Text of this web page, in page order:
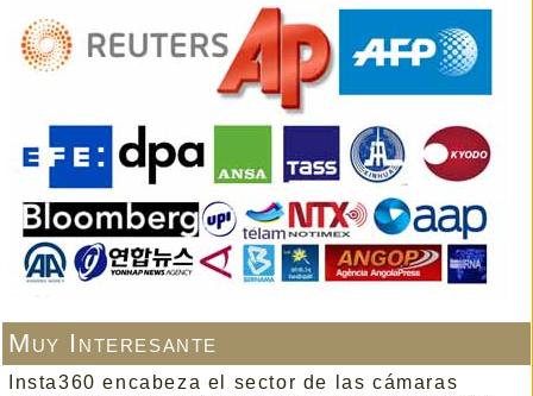
Muy Interesante
Insta360 encabeza el sector de las cámaras